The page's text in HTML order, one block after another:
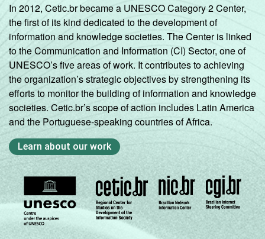
In 2012, Cetic.br became a UNESCO Category 2 Center,
the first of its kind dedicated to the development of
information and knowledge societies. The Center is linked
to the Communication and Information (CI) Sector, one of
UNESCO’s five areas of work. It contributes to achieving
the organization’s strategic objectives by strengthening its
efforts to monitor the building of information and knowledge
societies. Cetic.br’s scope of action includes Latin America
and the Portuguese-speaking countries of Africa.
Learn about our work